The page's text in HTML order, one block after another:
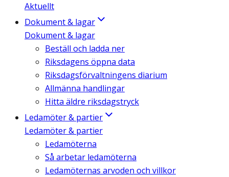
Aktuellt
Dokument & lagar
Dokument & lagar
Beställ och ladda ner
Riksdagens öppna data
Riksdagsförvaltningens diarium
Allmänna handlingar
Hitta äldre riksdagstryck
Ledamöter & partier
Ledamöter & partier
Ledamöterna
Så arbetar ledamöterna
Ledamöternas arvoden och villkor